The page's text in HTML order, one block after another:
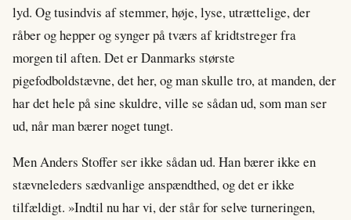
lyd. Og tusindvis af stemmer, høje, lyse, utrættelige, der
råber og hepper og synger på tværs af kridtstreger fra
morgen til aften. Det er Danmarks største
pigefodboldstævne, det her, og man skulle tro, at manden, der
har det hele på sine skuldre, ville se sådan ud, som man ser
ud, når man bærer noget tungt.
Men Anders Stoffer ser ikke sådan ud. Han bærer ikke en
stævneleders sædvanlige anspændthed, og det er ikke
tilfældigt. »Indtil nu har vi, der står for selve turneringen,